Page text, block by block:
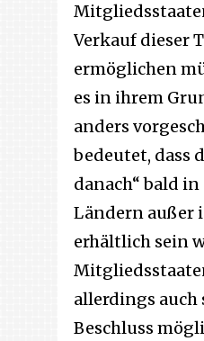
Verkauf dieser
ermöglichen
es in ihrem
anders
bedeutet, dass
danach“ bald
Ländern außer
erhältlich sein
allerdings auch
Beschluss